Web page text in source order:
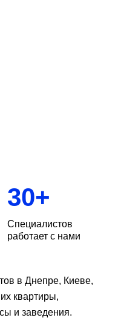
30+
Специалистов
работает с нами
в Днепре, Киеве,
квартиры,
и заведения.